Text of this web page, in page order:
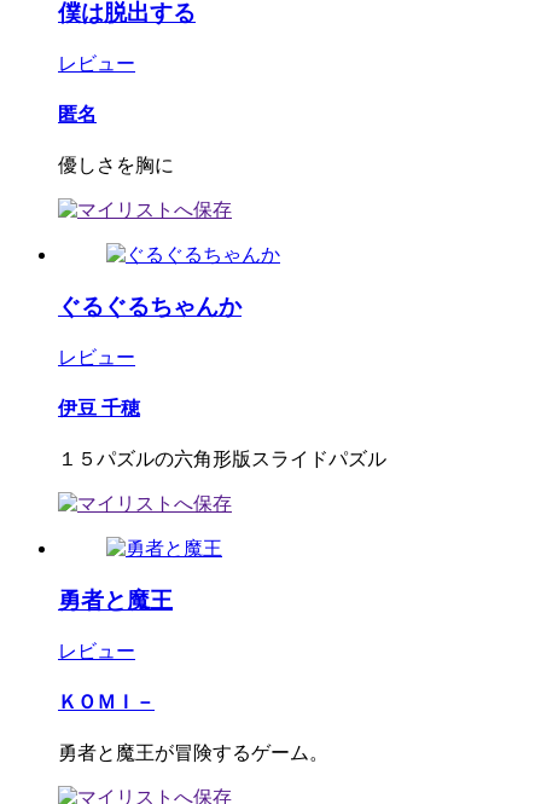
僕は脱出する
レビュー
匿名
優しさを胸に
ぐるぐるちゃんか
レビュー
伊豆 千穂
１５パズルの六角形版スライドパズル
勇者と魔王
レビュー
ＫＯＭＩ－
勇者と魔王が冒険するゲーム。